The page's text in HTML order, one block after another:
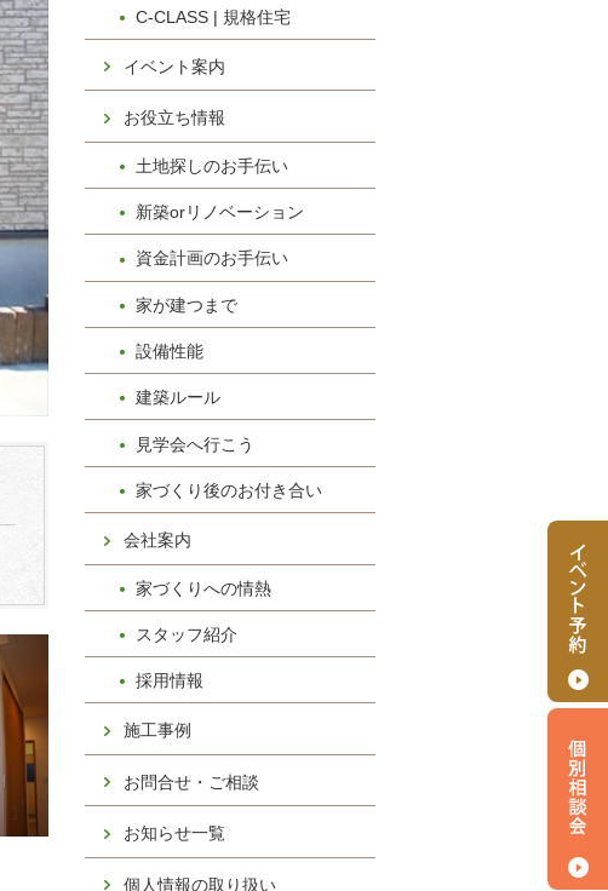
C-CLASS | 規格住宅
イベント案内
お役立ち情報
土地探しのお手伝い
新築orリノベーション
資金計画のお手伝い
家が建つまで
設備性能
建築ルール
見学会へ行こう
家づくり後のお付き合い
会社案内
家づくりへの情熱
スタッフ紹介
採用情報
施工事例
お問合せ・ご相談
お知らせ一覧
個人情報の取り扱い